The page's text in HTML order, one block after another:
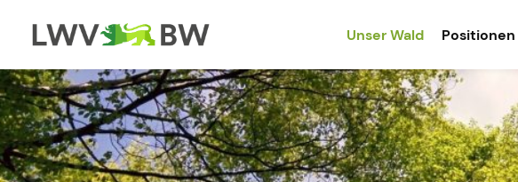
Unser Wald Positionen